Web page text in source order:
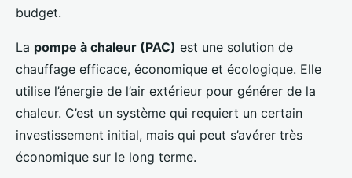
budget.
La pompe à chaleur (PAC) est une solution de
chauffage efficace, économique et écologique. Elle
utilise l’énergie de l’air extérieur pour générer de la
chaleur. C’est un système qui requiert un certain
investissement initial, mais qui peut s’avérer très
économique sur le long terme.